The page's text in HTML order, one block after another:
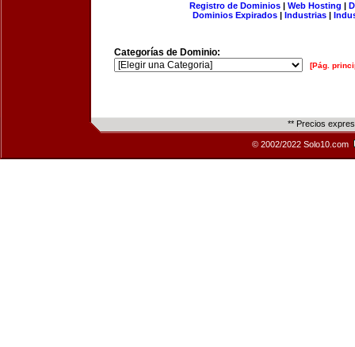
Registro de Dominios| Web Hosting |
Dominios Expirados | Industrias |
Categorías de Dominio:
[Pág.
** Precios
© 2002/2022 Solo10.com